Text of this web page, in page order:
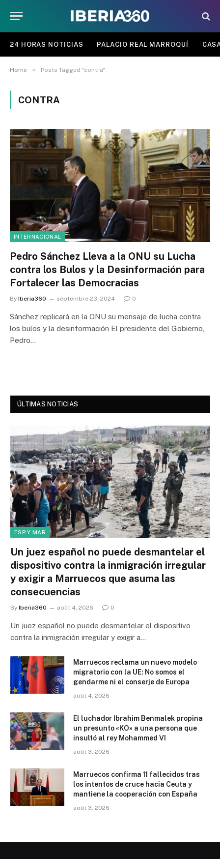
24 HORAS NOTICIAS PALACIO REAL MARROQUÍ
Home » Posts Tagged "contra"
CONTRA
INTERNACIONAL
Pedro Sánchez Lleva a la ONU su Lucha
contra los Bulos y la Desinformación para
Fortalecer las Democracias
By Iberia360 septembre 23, 2024 0
Sánchez replicará en la ONU su mensaje de lucha contra
los bulos y la desinformación El presidente del Gobierno,
Pedro…
ÚLTIMAS NOTICIAS
ESP Y MAR
Un juez español no puede desmantelar el
dispositivo contra la inmigración irregular
y exigir a Marruecos que asuma las
consecuencias
By Iberia360 août 4, 2026 0
Un juez español no puede desmantelar el dispositivo
contra la inmigración irregular y exigir a…
Marruecos reclama un nuevo modelo
migratorio con la UE: No somos el
gendarme ni el conserje de Europa
août 4, 2026
El luchador Ibrahim Benmalek propina
un presunto «KO» a una persona que
insultó al rey Mohammed VI
août 3, 2026
Marruecos confirma 11 fallecidos tras
los intentos de cruce hacia Ceuta y
mantiene la cooperación con España
août 3, 2026